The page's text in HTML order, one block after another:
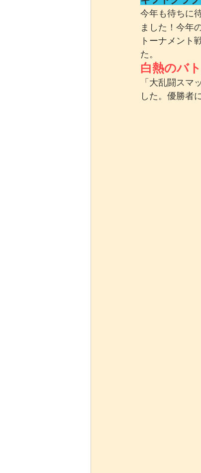
今年も待ちに
ました！今年
トーナメント
た。
白熱のバ
「大乱闘スマ
した。優勝者